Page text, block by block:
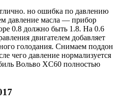
но ошибка по давлению
давление масла — прибор
0.8 должно быть 1.8. На 0.6
двигателем добавляет
голодания. Снимаем поддон
чего давление нормализуется
Вольво XC60 полностью